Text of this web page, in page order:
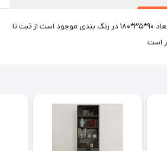
کتابخانه جادار و کاربردی در ابعاد ۹۰*۳۵*۱۸۰ در رنگ بندی موجود است از ثبت تا